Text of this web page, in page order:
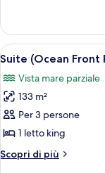
Level)
(Swim
Up
Premium
Apri
tutte
le
foto
per
Suite
(Ocean
Front
5
Suite (Ocean Front
Vista mare parziale
133 m²
Per 3 persone
1 letto king
Scopri di più
Altri